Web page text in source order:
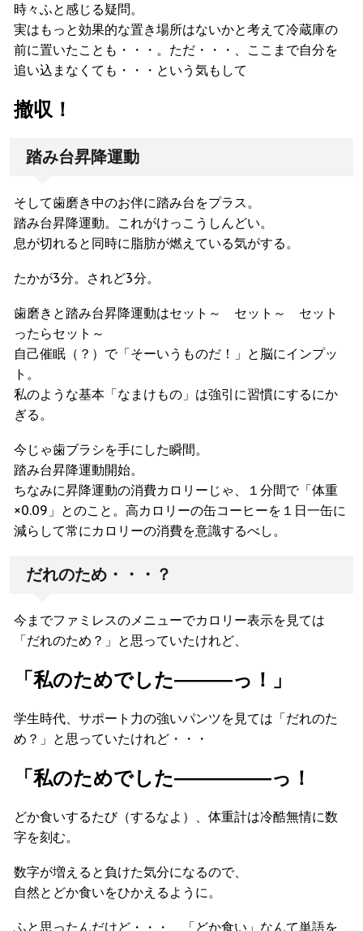
時々ふと感じる疑問。
実はもっと効果的な置き場所はないかと考えて冷蔵庫の
前に置いたことも・・・。ただ・・・、ここまで自分を
追い込まなくても・・・という気もして
撤収！
踏み台昇降運動
そして歯磨き中のお伴に踏み台をプラス。
踏み台昇降運動。これがけっこうしんどい。
息が切れると同時に脂肪が燃えている気がする。
たかが3分。されど3分。
歯磨きと踏み台昇降運動はセット～ セット～ セット
ったらセット～
自己催眠（？）で「そーいうものだ！」と脳にインプッ
ト。
私のような基本「なまけもの」は強引に習慣にするにか
ぎる。
今じゃ歯ブラシを手にした瞬間。
踏み台昇降運動開始。
ちなみに昇降運動の消費カロリーじゃ、１分間で「体重
×0.09」とのこと。高カロリーの缶コーヒーを１日一缶に
減らして常にカロリーの消費を意識するべし。
だれのため・・・？
今までファミレスのメニューでカロリー表示を見ては
「だれのため？」と思っていたけれど、
「私のためでした―――っ！」
学生時代、サポート力の強いパンツを見ては「だれのた
め？」と思っていたけれど・・・
「私のためでした―――――っ！
どか食いするたび（するなよ）、体重計は冷酷無情に数
字を刻む。
数字が増えると負けた気分になるので、
自然とどか食いをひかえるように。
ふと思ったんだけど・・・、「どか食い」なんて単語を